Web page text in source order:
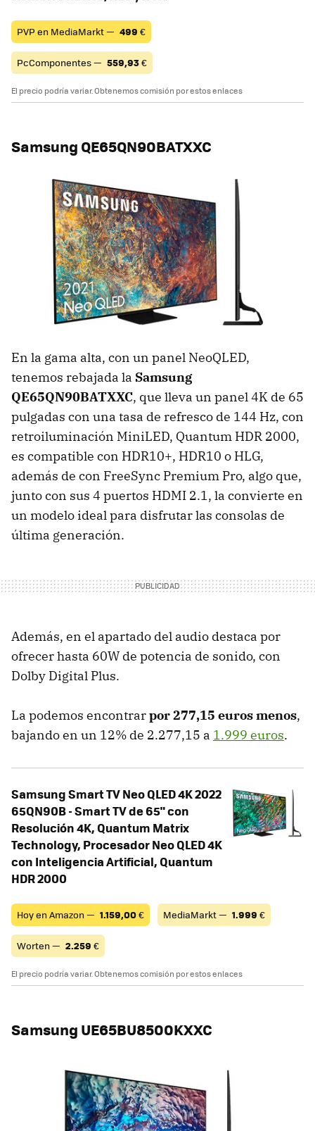
PVP en MediaMarkt — 499 €
PcComponentes — 559,93€
El precio podría variar. Obtenemos comisión por estos enlaces
Samsung QE65QN90BATXXC
En la gama alta, con un panel NeoQLED,
tenemos rebajada la Samsung
QE65QN90BATXXC, que lleva un panel 4K de 65
pulgadas con una tasa de refresco de 144 Hz, con
retroiluminación MiniLED, Quantum HDR 2000,
es compatible con HDR10+, HDR10 o HLG,
además de con FreeSync Premium Pro, algo que,
junto con sus 4 puertos HDMI 2.1, la convierte en
un modelo ideal para disfrutar las consolas de
última generación.
Además, en el apartado del audio destaca por
ofrecer hasta 60W de potencia de sonido, con
Dolby Digital Plus.
La podemos encontrarpor 277,15 euros menos,
bajando en un 12% de 2.277,15 a 1.999 euros.
Samsung Smart TV Neo QLED 4K 2022
65QN90B - Smart TV de 65" con
Resolución 4K, Quantum Matrix
Technology, Procesador Neo QLED 4K
con Inteligencia Artificial, Quantum
HDR 2000
Hoy en Amazon — 1.159,00€ MediaMarkt — 1.999 €
Worten — 2.259 €
El precio podría variar. Obtenemos comisión por estos enlaces
Samsung UE65BU8500KXXC